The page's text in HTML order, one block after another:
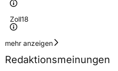
Zoll18
Geschwindigkeitsindex
Höchstgeschwindigkeit
270 km/h
mehr anzeigen
Redaktionsmeinungen